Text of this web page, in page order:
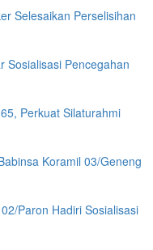
Selesaikan Perselisihan
Sosialisasi Pencegahan
Perkuat Silaturahmi
Koramil 03/Geneng
Paron Hadiri Sosialisasi